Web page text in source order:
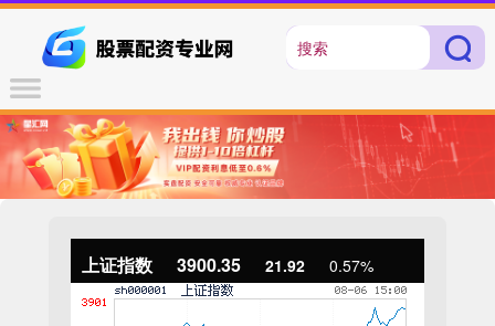
上证指数 3900.35 21.92 0.57%